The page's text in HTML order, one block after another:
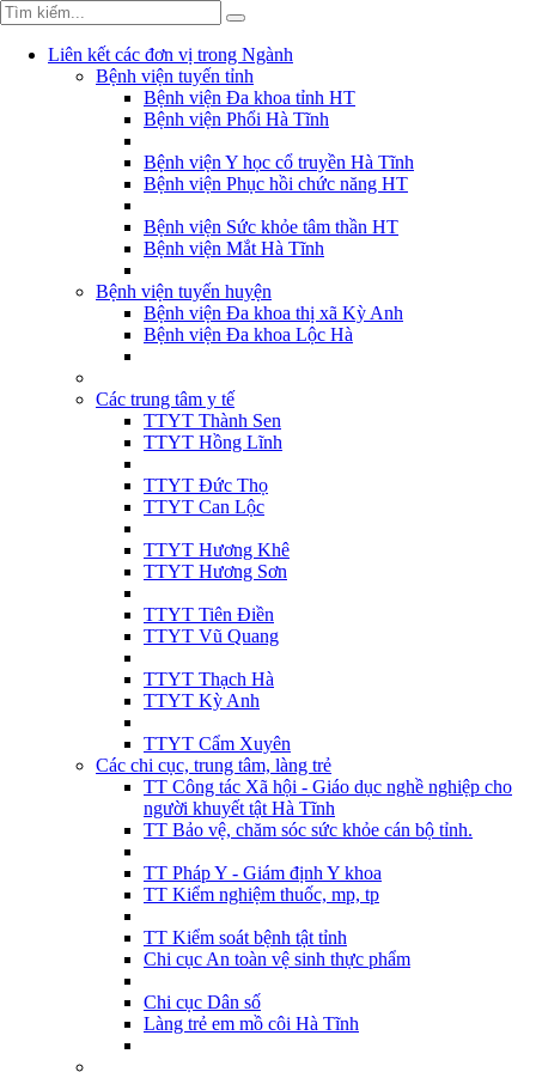
Liên kết các đơn vị trong Ngành
Bệnh viện tuyến tỉnh
Bệnh viện Đa khoa tỉnh HT
Bệnh viện Phổi Hà Tĩnh
Bệnh viện Y học cổ truyền Hà Tĩnh
Bệnh viện Phục hồi chức năng HT
Bệnh viện Sức khỏe tâm thần HT
Bệnh viện Mắt Hà Tĩnh
Bệnh viện tuyến huyện
Bệnh viện Đa khoa thị xã Kỳ Anh
Bệnh viện Đa khoa Lộc Hà
Các trung tâm y tế
TTYT Thành Sen
TTYT Hồng Lĩnh
TTYT Đức Thọ
TTYT Can Lộc
TTYT Hương Khê
TTYT Hương Sơn
TTYT Tiên Điền
TTYT Vũ Quang
TTYT Thạch Hà
TTYT Kỳ Anh
TTYT Cẩm Xuyên
Các chi cục, trung tâm, làng trẻ
TT Công tác Xã hội - Giáo dục nghề nghiệp cho
người khuyết tật Hà Tĩnh
TT Bảo vệ, chăm sóc sức khỏe cán bộ tỉnh.
TT Pháp Y - Giám định Y khoa
TT Kiểm nghiệm thuốc, mp, tp
TT Kiểm soát bệnh tật tỉnh
Chi cục An toàn vệ sinh thực phẩm
Chi cục Dân số
Làng trẻ em mồ côi Hà Tĩnh